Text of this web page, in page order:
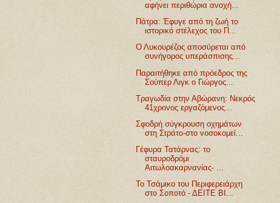
αφήνει περιθώρια ανοχή...
Πάτρα: Έφυγε από τη ζωή το
ιστορικό στέλεχος του Π...
Ο Λυκουρέζος αποσύρεται από
συνήγορος υπεράσπισης...
Παραιτήθηκε από πρόεδρος της
Σούπερ Λιγκ ο Γιώργος...
Τραγωδία στην Αβώρανη: Νεκρός
41χρονος εργαζόμενος...
Σφοδρή σύγκρουση οχημάτων
στη Στράτο-στο νοσοκομεί...
Γέφυρα Τατάρνας: το
σταυροδρόμι
Αιτωλοακαρνανίας- ...
Το Τσάμικο του Περιφερειάρχη
στο Σοποτό - ΔΕΙΤΕ ΒΙ...